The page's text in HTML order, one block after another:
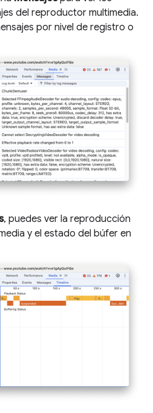
del reproductor multimedia.
por nivel de registro o
, puedes ver la reproducción
y el estado del búfer en